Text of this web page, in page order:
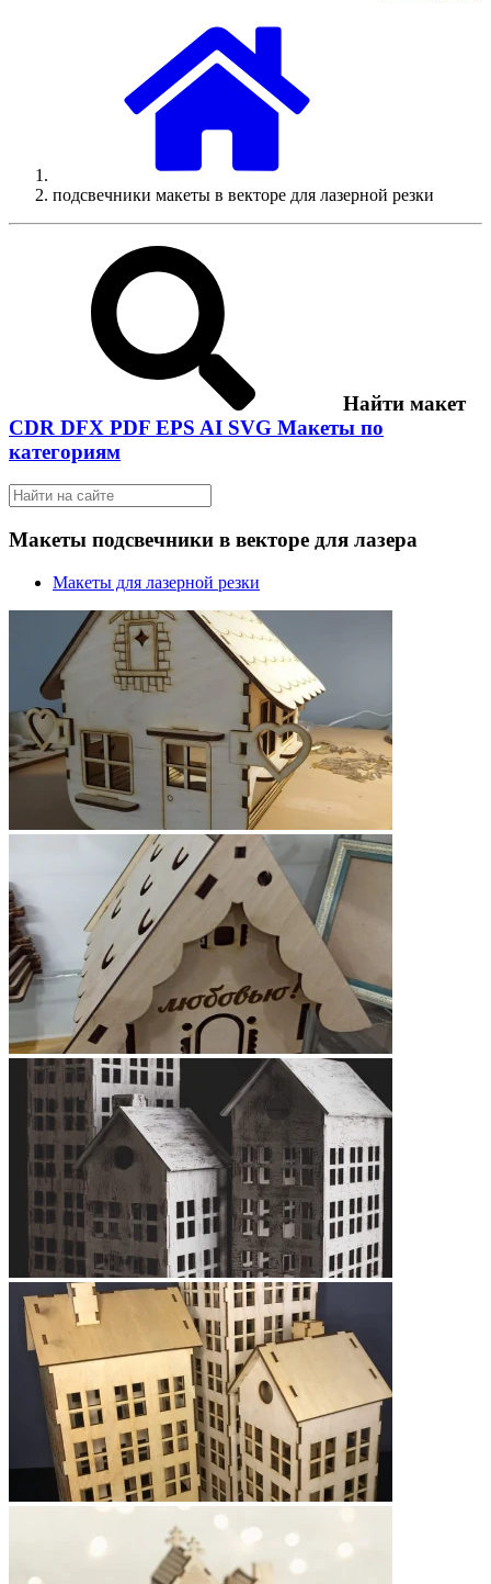
подсвечники макеты в векторе для лазерной резки
Найти макет
CDR DFX PDF EPS AI SVG Макеты по
категориям
Макеты подсвечники в векторе для лазера
Макеты для лазерной резки